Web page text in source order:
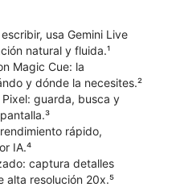
usa Gemini Live
natural y fluida.¹
Magic Cue: la
y dónde la necesites.²
guarda, busca y
rápido,
IA.⁴
captura detalles
alta resolución 20x.⁵